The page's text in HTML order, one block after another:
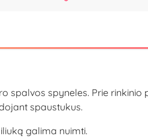
spalvos spyneles. Prie rinkinio
spaustukus.
galima nuimti.